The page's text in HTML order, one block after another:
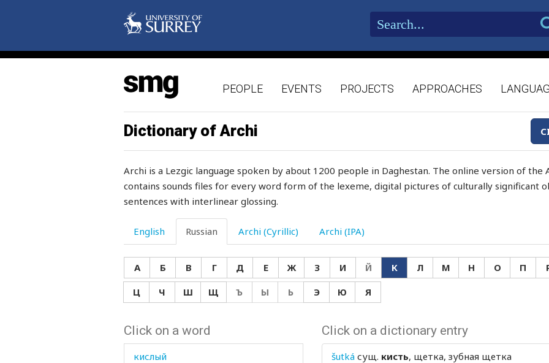
PEOPLE EVENTS PROJECTS APPROACHES
Dictionary of Archi
Archi is a Lezgic language spoken by about 1200 people in Daghestan. The online version of the
contains sounds files for every word form of the lexeme, digital pictures of culturally significant
sentences with interlinear glossing.
English Russian Archi (Cyrillic) Archi (IPA)
А Б В Г Д Е Ж З И Й К Л М Н О П
Ц
Ч Ш Щ Ъ Ы Ь Э Ю Я
Click on a word
кидать
кизяк
килограмм
кинжал
кинотеатр
кипа
кипеть
кипятить
кисловатый
кисломолочный
кислота
кислый
Click on a dictionary entry
šutká сущ. кисть, щетка, зубная щетка